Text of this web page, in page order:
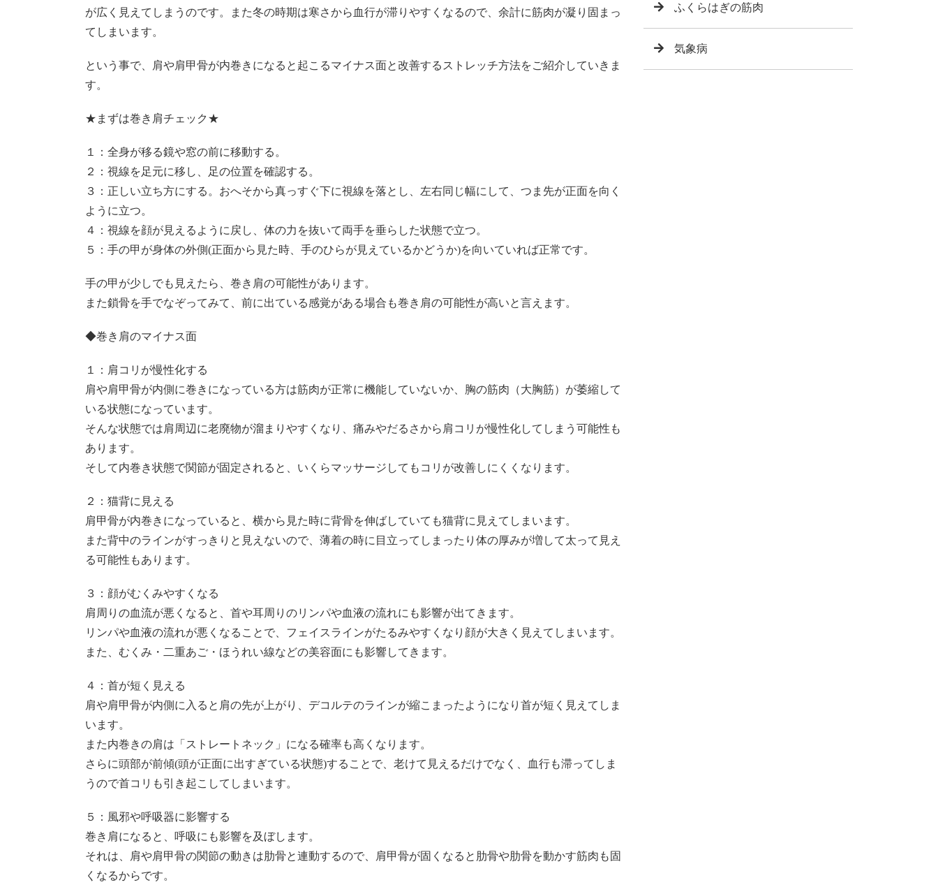
が広く見えてしまうのです。また冬の時期は寒さから血行が滞りやすくなるので、余計に筋肉が凝り固まっ
てしまいます。
という事で、肩や肩甲骨が内巻きになると起こるマイナス面と改善するストレッチ方法をご紹介していきま
す。
★まずは巻き肩チェック★
１：全身が移る鏡や窓の前に移動する。
２：視線を足元に移し、足の位置を確認する。
３：正しい立ち方にする。おへそから真っすぐ下に視線を落とし、左右同じ幅にして、つま先が正面を向く
ように立つ。
４：視線を顔が見えるように戻し、体の力を抜いて両手を垂らした状態で立つ。
５：手の甲が身体の外側(正面から見た時、手のひらが見えているかどうか)を向いていれば正常です。
手の甲が少しでも見えたら、巻き肩の可能性があります。
また鎖骨を手でなぞってみて、前に出ている感覚がある場合も巻き肩の可能性が高いと言えます。
◆巻き肩のマイナス面
１：肩コリが慢性化する
肩や肩甲骨が内側に巻きになっている方は筋肉が正常に機能していないか、胸の筋肉（大胸筋）が萎縮して
いる状態になっています。
そんな状態では肩周辺に老廃物が溜まりやすくなり、痛みやだるさから肩コリが慢性化してしまう可能性も
あります。
そして内巻き状態で関節が固定されると、いくらマッサージしてもコリが改善しにくくなります。
２：猫背に見える
肩甲骨が内巻きになっていると、横から見た時に背骨を伸ばしていても猫背に見えてしまいます。
また背中のラインがすっきりと見えないので、薄着の時に目立ってしまったり体の厚みが増して太って見え
る可能性もあります。
３：顔がむくみやすくなる
肩周りの血流が悪くなると、首や耳周りのリンパや血液の流れにも影響が出てきます。
リンパや血液の流れが悪くなることで、フェイスラインがたるみやすくなり顔が大きく見えてしまいます。
また、むくみ・二重あご・ほうれい線などの美容面にも影響してきます。
４：首が短く見える
肩や肩甲骨が内側に入ると肩の先が上がり、デコルテのラインが縮こまったようになり首が短く見えてしま
います。
また内巻きの肩は「ストレートネック」になる確率も高くなります。
さらに頭部が前傾(頭が正面に出すぎている状態)することで、老けて見えるだけでなく、血行も滞ってしま
うので首コリも引き起こしてしまいます。
５：風邪や呼吸器に影響する
巻き肩になると、呼吸にも影響を及ぼします。
それは、肩や肩甲骨の関節の動きは肋骨と連動するので、肩甲骨が固くなると肋骨や肋骨を動かす筋肉も固
くなるからです。
ふくらはぎの筋肉
気象病